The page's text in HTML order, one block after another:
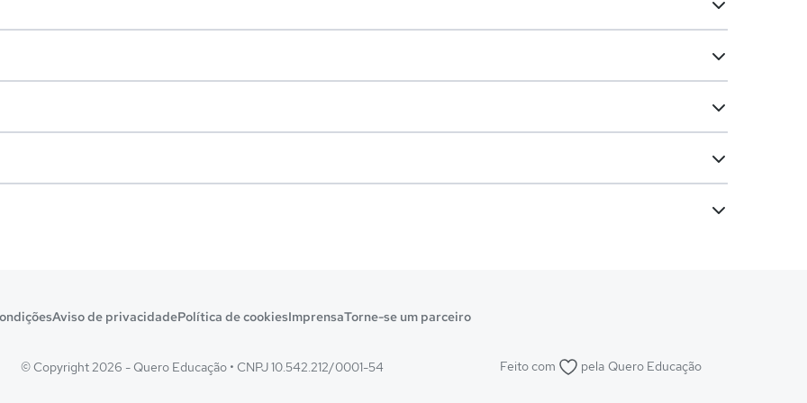
Aviso de privacidadePolítica de cookiesImprensaTorne-se um parceiro
© Copyright 2026 - Quero Educação • CNPJ 10.542.212/0001-54 Feito com pela Quero Educação